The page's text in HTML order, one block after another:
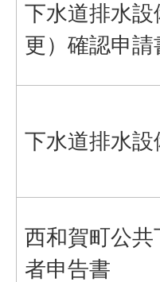
下水道排水
更）確認申請
下水道排水
西和賀町公
者申告書